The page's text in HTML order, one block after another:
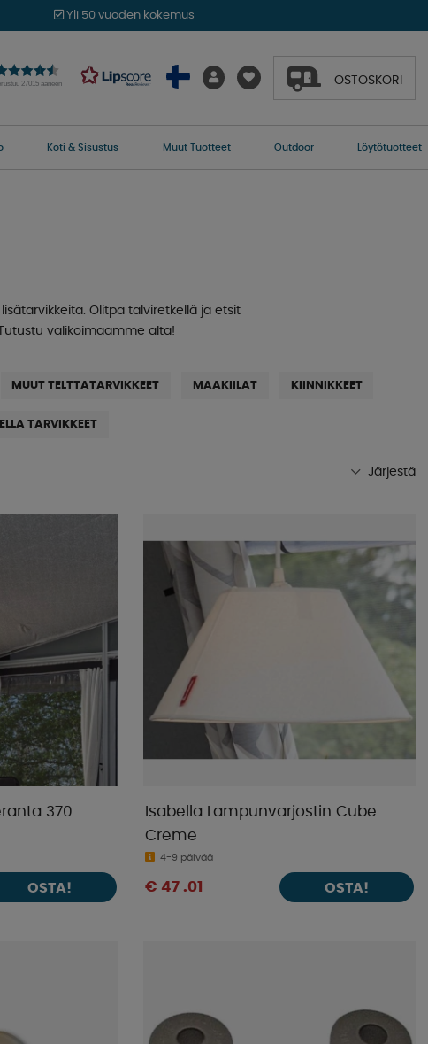
Yli 50 vuoden kokemus
27015 ääneen OSTOSKORI
Koti & Sisustus Muut Tuotteet Outdoor Löytötuotteet
Olitpa talviretkellä ja etsit
valikoimaamme alta!
MUUT TELTTATARVIKKEET MAAKIILAT KIINNIKKEET
TARVIKKEET
Järjestä
Nimet A-Ö
Nimet Ö-A
Alin hinta
Korkein hinta
Julkistamispäivä
370
OSTA!
Isabella Lampunvarjostin Cube
Creme
4-9 päivää
€ 47 .01 OSTA!